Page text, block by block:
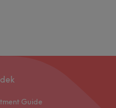
Guide